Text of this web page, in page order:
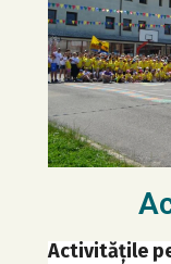
Activitățile